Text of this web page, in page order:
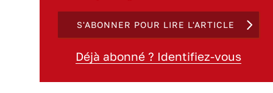
S'ABONNER POUR LIRE L'ARTICLE
Déjà abonné ? Identifiez-vous